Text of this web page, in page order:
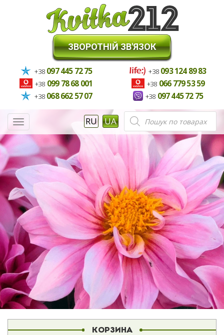
ЗВОРОТНІЙ ЗВ'ЯЗОК
+38 097 445 72 75 +38 093 124 89 83
+38 099 78 68 001 +38 066 779 53 59
+38 068 662 57 07 +38 097 445 72 75
Меню RU UA Пошук
товарів
КОРЗИНА